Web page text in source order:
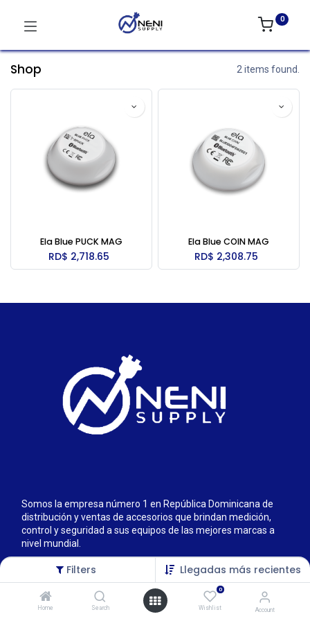
Filters Llegadas más recientes
Home Search
0
Wishlist Account
0
Shop 2 items found.
Ela Blue PUCK MAG
RD$ 2,718.65
Ela Blue COIN MAG
RD$ 2,308.75
Somos la empresa número 1 en República Dominicana de
distribución y ventas de accesorios que brindan medición,
control y seguridad a sus equipos de las mejores marcas a
nivel mundial.